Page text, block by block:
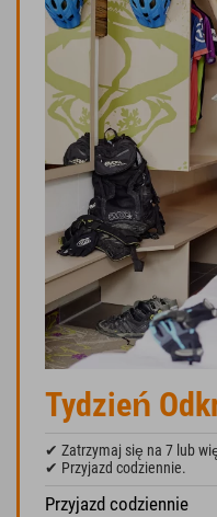
Tydzień
✔ Zatrzymaj się na 7 lub
✔ Przyjazd codziennie.
Przyjazd codziennie